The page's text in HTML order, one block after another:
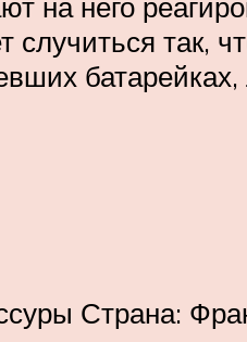
случиться так,
Страна: